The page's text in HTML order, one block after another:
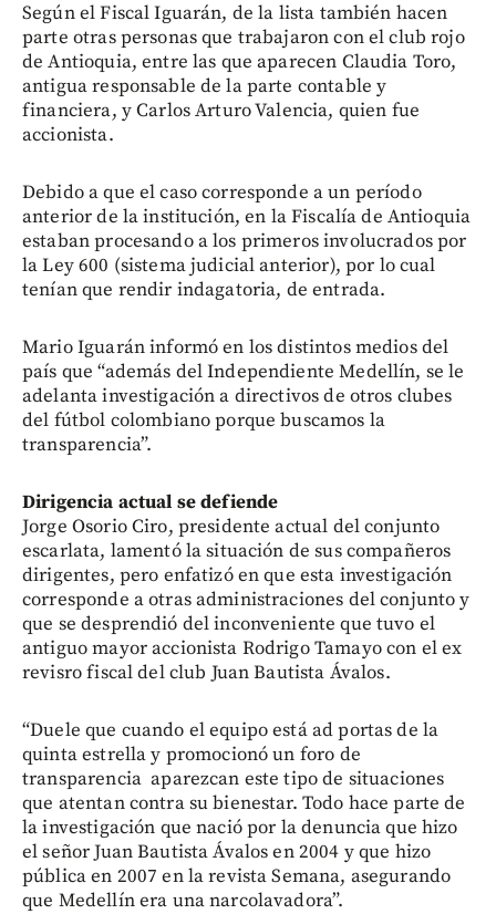
Según el Fiscal Iguarán, de la lista también hacen
parte otras personas que trabajaron con el club rojo
de Antioquia, entre las que aparecen Claudia Toro,
antigua responsable de la parte contable y
financiera, y Carlos Arturo Valencia, quien fue
accionista.
Debido a que el caso corresponde a un período
anterior de la institución, en la Fiscalía de Antioquia
estaban procesando a los primeros involucrados por
la Ley 600 (sistema judicial anterior), por lo cual
tenían que rendir indagatoria, de entrada.
Mario Iguarán informó en los distintos medios del
país que “además del Independiente Medellín, se le
adelanta investigación a directivos de otros clubes
del fútbol colombiano porque buscamos la
transparencia”.
Dirigencia actual se defiende
Jorge Osorio Ciro, presidente actual del conjunto
escarlata, lamentó la situación de sus compañeros
dirigentes, pero enfatizó en que esta investigación
corresponde a otras administraciones del conjunto y
que se desprendió del inconveniente que tuvo el
antiguo mayor accionista Rodrigo Tamayo con el ex
revisro fiscal del club Juan Bautista Ávalos.
“Duele que cuando el equipo está ad portas de la
quinta estrella y promocionó un foro de
transparencia aparezcan este tipo de situaciones
que atentan contra su bienestar. Todo hace parte de
la investigación que nació por la denuncia que hizo
el señor Juan Bautista Ávalos en 2004 y que hizo
pública en 2007 en la revista Semana, asegurando
que Medellín era una narcolavadora”.